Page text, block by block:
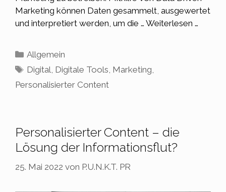
Marketing können Daten gesammelt, ausgewertet
und interpretiert werden, um die … Weiterlesen …
Kategorien
Allgemein
Schlagwörter
Digital, Digitale Tools, Marketing,
Personalisierter Content
Personalisierter Content – die
Lösung der Informationsflut?
25. Mai 2022 von P.U.N.K.T. PR